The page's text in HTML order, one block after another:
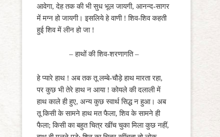
आवेगा, देह तक की भी सुध भूल जायगी, आनन्द-सागर
में मग्न हो जायगी। इसलिये हे वाणी ! शिव-शिव कहती
हुई शिव में लीन हो जा !
– हाथों की शिव-शरणागति –
हे प्यारे हाथ ! अब तक तू लम्बे-चौड़े हाथ मारता रहा,
पर कुछ भी तेरे हाथ न आया ! कोयले की दलाली में
हाथ काले ही हुए, अन्य कुछ स्वार्थ सिद्ध न हुआ। अब
तू किसी के सामने हाथ मत फैला, शिव के सामने ही
फैला; किसी का बहुत चित्र खींच चुका मिला कुछ नहीं,